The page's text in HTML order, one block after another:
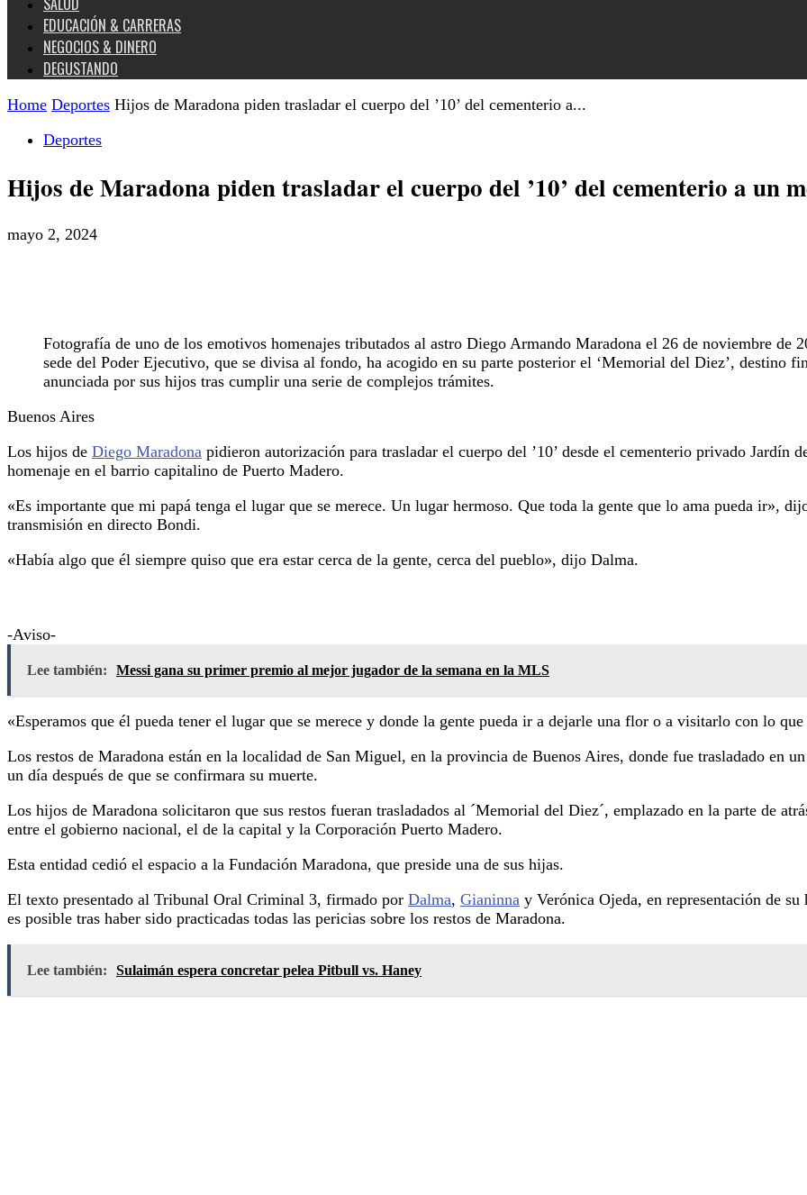
EDUCACIÓN & CARRERAS
NEGOCIOS & DINERO
DEGUSTANDO
Home Deportes Hijos de Maradona piden trasladar el cuerpo del ’10’ del cementerio a...
Deportes
Hijos de Maradona piden trasladar el cuerpo del ’10’ del cementerio a un
mayo 2, 2024
Fotografía de uno de los emotivos homenajes tributados al astro Diego Armando Maradona el 26 de noviembre de
sede del Poder Ejecutivo, que se divisa al fondo, ha acogido en su parte posterior el ‘Memorial del Diez’, destino
anunciada por sus hijos tras cumplir una serie de complejos trámites.
Buenos Aires
Los hijos de Diego Maradona pidieron autorización para trasladar el cuerpo del ’10’ desde el cementerio privado Jardín
homenaje en el barrio capitalino de Puerto Madero.
«Es importante que mi papá tenga el lugar que se merece. Un lugar hermoso. Que toda la gente que lo ama pueda ir»,
transmisión en directo Bondi.
«Había algo que él siempre quiso que era estar cerca de la gente, cerca del pueblo», dijo Dalma.
-Aviso-
Lee también: Messi gana su primer premio al mejor jugador de la semana en la MLS
«Esperamos que él pueda tener el lugar que se merece y donde la gente pueda ir a dejarle una flor o a visitarlo con lo que
Los restos de Maradona están en la localidad de San Miguel, en la provincia de Buenos Aires, donde fue trasladado en
un día después de que se confirmara su muerte.
Los hijos de Maradona solicitaron que sus restos fueran trasladados al ´Memorial del Diez´, emplazado en la parte de
entre el gobierno nacional, el de la capital y la Corporación Puerto Madero.
Esta entidad cedió el espacio a la Fundación Maradona, que preside una de sus hijas.
El texto presentado al Tribunal Oral Criminal 3, firmado por Dalma, Gianinna y Verónica Ojeda, en representación de
es posible tras haber sido practicadas todas las pericias sobre los restos de Maradona.
Lee también: Sulaimán espera concretar pelea Pitbull vs. Haney